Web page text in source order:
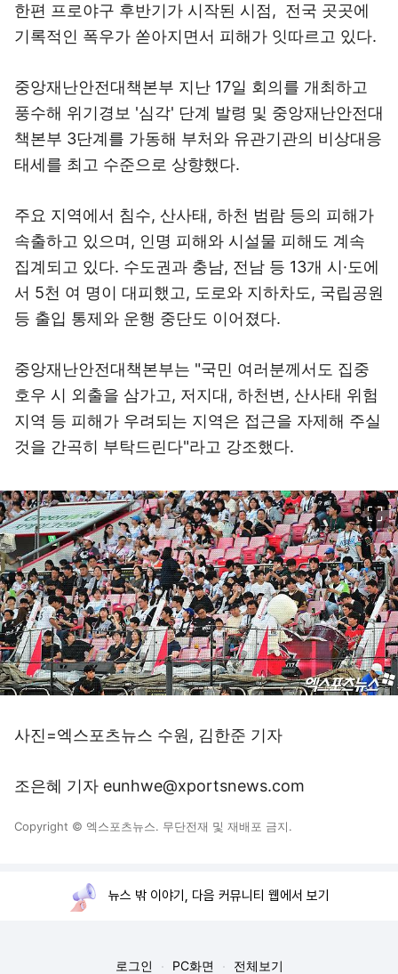
한편 프로야구 후반기가 시작된 시점, 전국 곳곳에
기록적인 폭우가 쏟아지면서 피해가 잇따르고 있다.
중앙재난안전대책본부 지난 17일 회의를 개최하고
풍수해 위기경보 '심각' 단계 발령 및 중앙재난안전대
책본부 3단계를 가동해 부처와 유관기관의 비상대응
태세를 최고 수준으로 상향했다.
주요 지역에서 침수, 산사태, 하천 범람 등의 피해가
속출하고 있으며, 인명 피해와 시설물 피해도 계속
집계되고 있다. 수도권과 충남, 전남 등 13개 시·도에
서 5천 여 명이 대피했고, 도로와 지하차도, 국립공원
등 출입 통제와 운행 중단도 이어졌다.
중앙재난안전대책본부는 "국민 여러분께서도 집중
호우 시 외출을 삼가고, 저지대, 하천변, 산사태 위험
지역 등 피해가 우려되는 지역은 접근을 자제해 주실
것을 간곡히 부탁드린다"라고 강조했다.
사진=엑스포츠뉴스 수원, 김한준 기자
조은혜 기자 eunhwe@xportsnews.com
Copyright © 엑스포츠뉴스. 무단전재 및 재배포 금지.
뉴스 밖 이야기, 다음 커뮤니티 웹에서 보기
로그인 PC화면 전체보기